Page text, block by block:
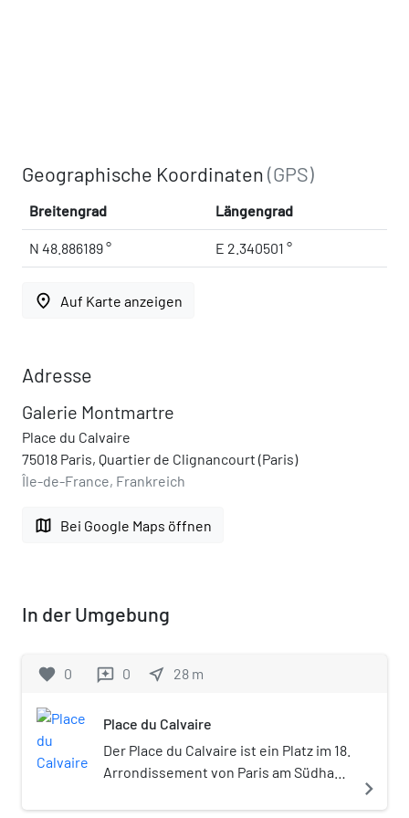
Geographische Koordinaten(GPS)
Breitengrad Längengrad
N 48.886189 ° E 2.340501 °
place Auf Karte anzeigen
Adresse
Galerie Montmartre
Place du Calvaire
75018 Paris, Quartier de Clignancourt (Paris)
Île-de-France, Frankreich
map Bei Google Maps öffnen
In der Umgebung
favorite 0 reviews 0 near_me 28 m
Place du Calvaire
Der Place du Calvaire ist ein Platz im 18.
Arrondissement von Paris am Südhang
navigate_next